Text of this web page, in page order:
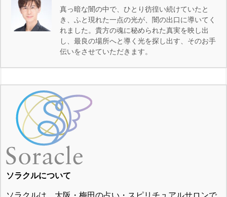
真っ暗な闇の中で、ひとり彷徨い続けていたと
き、ふと現れた一点の光が、闇の出口に導いてく
れました。貴方の魂に秘められた真実を映し出
し、最良の場所へと導く光を探し出す、そのお手
伝いをさせていただきます。
ソラクルについて
ソラクルは、大阪・梅田の占い・スピリチュアルサロンで